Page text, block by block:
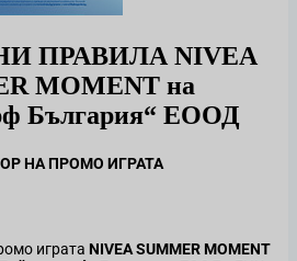
ПРАВИЛАNIVEA
MOMENT на
България“ ЕООД
НА ПРОМО ИГРАТА
играта NIVEA SUMMER MOMENT